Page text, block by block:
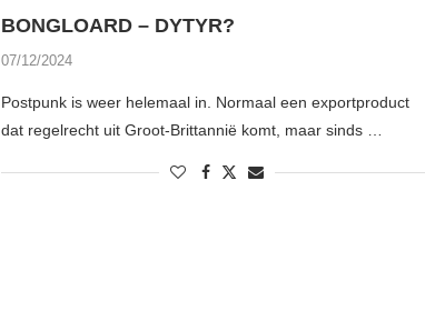
BONGLOARD – DYTYR?
07/12/2024
Postpunk is weer helemaal in. Normaal een exportproduct
dat regelrecht uit Groot-Brittannië komt, maar sinds …